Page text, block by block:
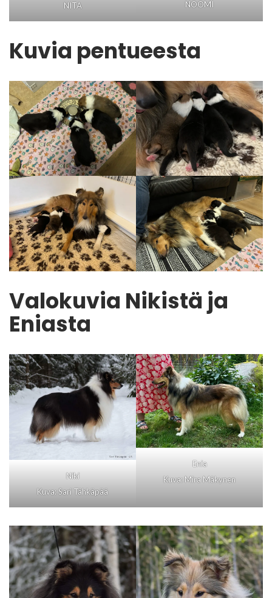
NITA NOOMI
Kuvia pentueesta
Valokuvia Nikistä ja
Eniasta
Niki
Kuva: Sari Tähkäpää
Enia
Kuva: Mira Mäkynen